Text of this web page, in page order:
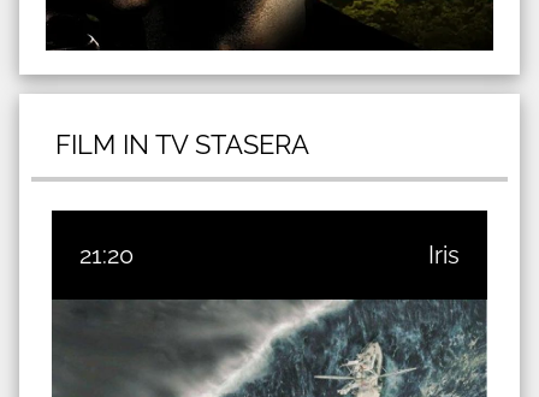
FILM IN TV STASERA
21:20 Iris